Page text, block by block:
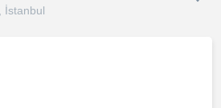
İstanbul
3.sü olarak tamamladım. Aynı
Coğrafi Bilgi Sistemleri bö...